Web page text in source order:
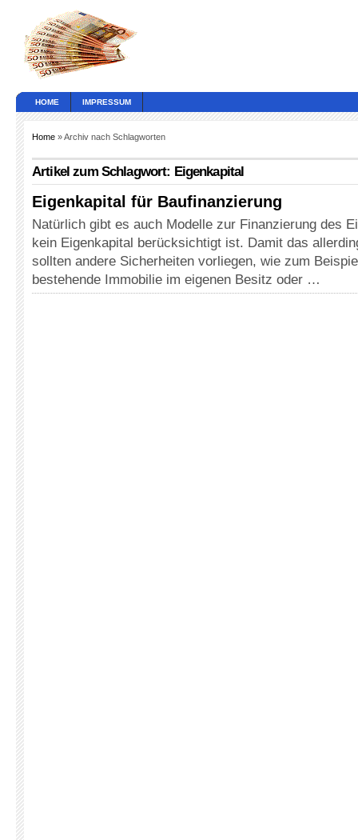
HOME IMPRESSUM
Home » Archiv nach Schlagworten
Artikel zum Schlagwort: Eigenkapital
Eigenkapital für Baufinanzierung
Natürlich gibt es auch Modelle zur Finanzierung des
kein Eigenkapital berücksichtigt ist. Damit das
sollten andere Sicherheiten vorliegen, wie zum
bestehende Immobilie im eigenen Besitz oder …